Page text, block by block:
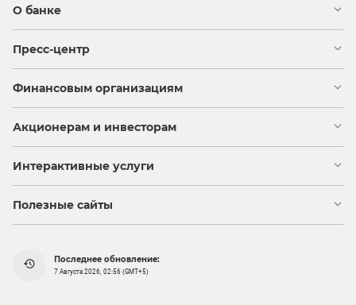
О банке
Пресс-центр
Финансовым организациям
Акционерам и инвесторам
Интерактивные услуги
Полезные сайты
Последнее обновление:
7 Августа 2026, 02:56 (GMT+5)